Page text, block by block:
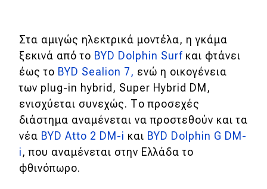
Οδική βοήθεια
eDRIVE
DRIVE USED
Στα αμιγώς ηλεκτρικά μοντέλα, η γκάμα
ξεκινά από το BYD Dolphin Surf και φτάνει
έως το BYD Sealion 7, ενώ η οικογένεια
των plug-in hybrid, Super Hybrid DM,
ενισχύεται συνεχώς. Το προσεχές
διάστημα αναμένεται να προστεθούν και τα
νέα BYD Atto 2 DM-i και BYD Dolphin G DM-
i, που αναμένεται στην Ελλάδα το
φθινόπωρο.